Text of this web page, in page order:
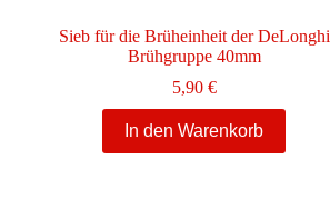
Sieb für die Brüheinheit der DeLonghi
Brühgruppe 40mm
5,90 €
In den Warenkorb